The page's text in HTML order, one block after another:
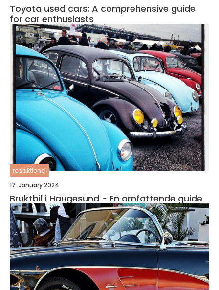
Toyota used cars: A comprehensive guide
for car enthusiasts
redaktionel
17. January 2024
Bruktbil i Haugesund - En omfattende guide